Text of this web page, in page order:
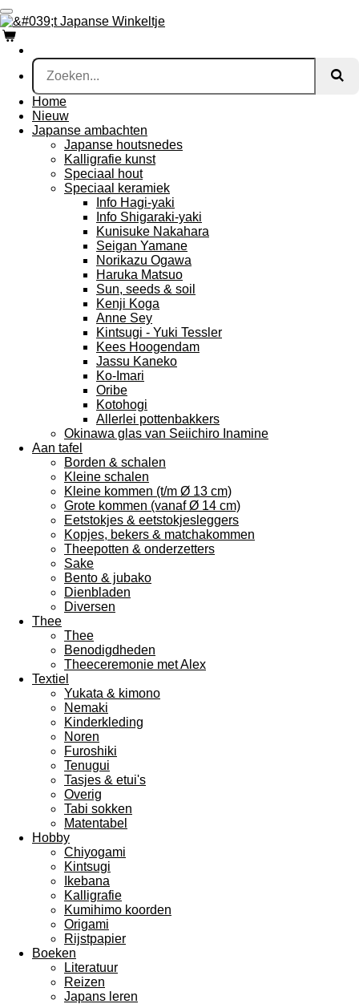
Ga
direct
naar
de
hoofdinhoud
Home
Nieuw
Japanse ambachten
Japanse houtsnedes
Kalligrafie kunst
Speciaal hout
Speciaal keramiek
Info Hagi-yaki
Info Shigaraki-yaki
Kunisuke Nakahara
Seigan Yamane
Norikazu Ogawa
Haruka Matsuo
Sun, seeds & soil
Kenji Koga
Anne Sey
Kintsugi - Yuki Tessler
Kees Hoogendam
Jassu Kaneko
Ko-Imari
Oribe
Kotohogi
Allerlei pottenbakkers
Okinawa glas van Seiichiro Inamine
Aan tafel
Borden & schalen
Kleine schalen
Kleine kommen (t/m Ø 13 cm)
Grote kommen (vanaf Ø 14 cm)
Eetstokjes & eetstokjesleggers
Kopjes, bekers & matchakommen
Theepotten & onderzetters
Sake
Bento & jubako
Dienbladen
Diversen
Thee
Thee
Benodigdheden
Theeceremonie met Alex
Textiel
Yukata & kimono
Nemaki
Kinderkleding
Noren
Furoshiki
Tenugui
Tasjes & etui's
Overig
Tabi sokken
Matentabel
Hobby
Chiyogami
Kintsugi
Ikebana
Kalligrafie
Kumihimo koorden
Origami
Rijstpapier
Boeken
Literatuur
Reizen
Japans leren